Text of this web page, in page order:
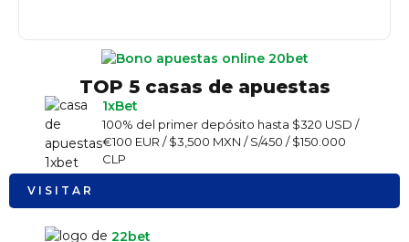
TOP 5 casas de apuestas
1xBet
100% del primer depósito hasta $320 USD /
€100 EUR / $3,500 MXN / S/450 / $150.000
CLP
VISITAR
22bet